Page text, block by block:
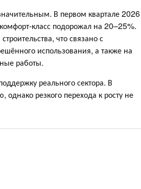
В первом квартале 2026
класс подорожал на 20–25%.
что связано с
использования, а также на
работы.
реального сектора. В
однако резкого перехода к росту не